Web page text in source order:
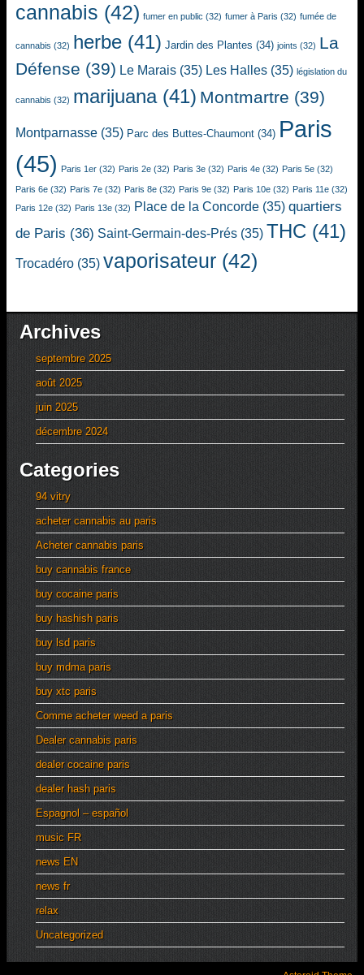
cannabis (42) fumer en public (32) fumer à Paris (32) fumée de
cannabis (32) herbe (41) Jardin des Plantes (34) joints (32) La
Défense (39) Le Marais (35) Les Halles (35) législation du
cannabis (32) marijuana(41) Montmartre (39)
Montparnasse (35) Parc des Buttes-Chaumont (34) Paris
(45) Paris 1er (32) Paris 2e (32) Paris 3e (32) Paris 4e (32) Paris 5e (32)
Paris 6e (32) Paris 7e (32) Paris 8e (32) Paris 9e (32) Paris 10e (32) Paris 11e (32)
Paris 12e (32) Paris 13e (32) Place de la Concorde (35) quartiers
de Paris (36) Saint-Germain-des-Prés (35) THC (41)
Trocadéro (35) vaporisateur (42)
Archives
septembre 2025
août 2025
juin 2025
décembre 2024
Categories
94 vitry
acheter cannabis au paris
Acheter cannabis paris
buy cannabis france
buy cocaine paris
buy hashish paris
buy lsd paris
buy mdma paris
buy xtc paris
Comme acheter weed a paris
Dealer cannabis paris
dealer cocaine paris
dealer hash paris
Espagnol – español
music FR
news EN
news fr
relax
Uncategorized